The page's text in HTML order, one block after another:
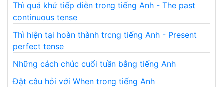
Thì quá khứ tiếp diễn trong tiếng Anh - The past
continuous tense
Thì hiện tại hoàn thành trong tiếng Anh - Present
perfect tense
Những cách chúc cuối tuần bằng tiếng Anh
Đặt câu hỏi với When trong tiếng Anh